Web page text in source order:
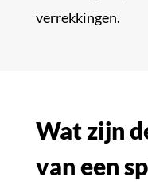
verrekkingen.
Wat zijn
van een